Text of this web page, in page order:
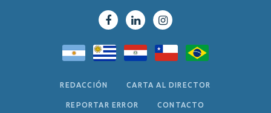
REDACCIÓN CARTA AL DIRECTOR
REPORTAR ERROR CONTACTO